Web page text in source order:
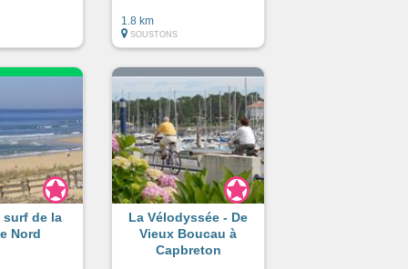
1.8 km
SOUSTONS
surf de la
Nord
La Vélodyssée - De
Vieux Boucau à
Capbreton